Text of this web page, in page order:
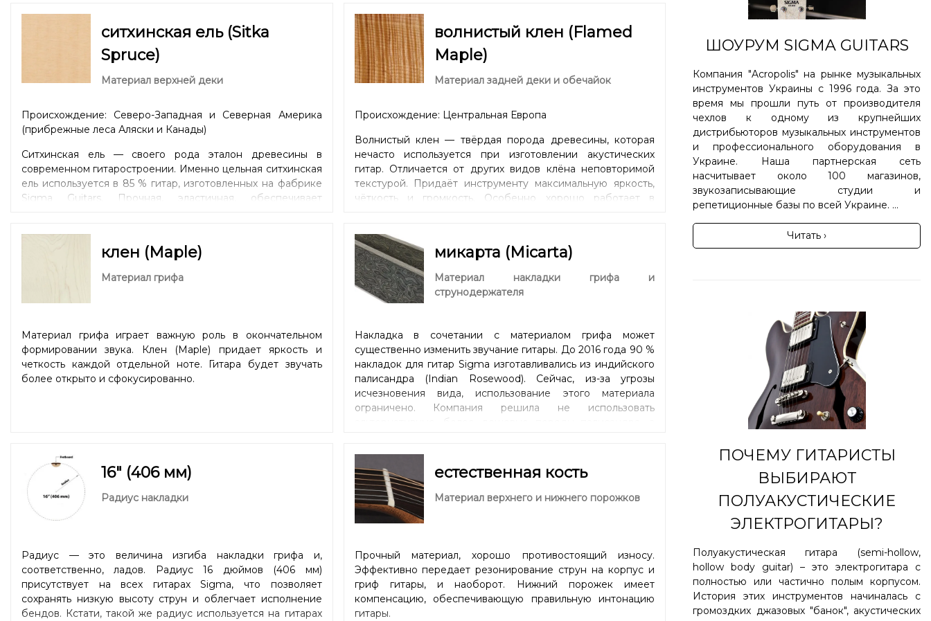
ситхинская ель (Sitka
Spruce)
Материал верхней деки
Происхождение: Северо-Западная и Северная Америка
(прибрежные леса Аляски и Канады)
Ситхинская ель — своего рода эталон древесины в
современном гитаростроении. Именно цельная ситхинская
ель используется в 85 % гитар, изготовленных на фабрике
Sigma Guitars. Прочная, эластичная, обеспечивает
Auditorium. Древесина одинаково хорошо подойдет для
игры боем и игры пальцами в стиле «fingerstyle».
Ситхенская ель – личный фаворит главы компании Sigma,
волнистый клен (Flamed
Maple)
Материал задней деки и обечайок
Происхождение: Центральная Европа
Волнистый клен — твёрдая порода древесины, которая
нечасто используется при изготовлении акустических
гитар. Отличается от других видов клёна неповторимой
текстурой. Придаёт инструменту максимальную яркость,
чёткость и громкость. Особенно хорошо работает в
клен (Maple)
Материал грифа
Материал грифа играет важную роль в окончательном
формировании звука. Клен (Maple) придает яркость и
четкость каждой отдельной ноте. Гитара будет звучать
более открыто и сфокусированно.
микарта (Micarta)
Материал накладки грифа и
струнодержателя
Накладка в сочетании с материалом грифа может
существенно изменить звучание гитары. До 2016 года 90 %
накладок для гитар Sigma изготавливались из индийского
палисандра (Indian Rosewood). Сейчас, из-за угрозы
исчезновения вида, использование этого материала
ограничено. Компания решила не использовать
технологи Sigma Guitars решили использовать микарту
(Micarta), композитный материал, очень похожий по
звуковым характеристикам на черное дерево (Ebony), но
значительно более устойчивый к перепадам температуры
и влажности, чем традиционная древесина. Резкое, яркое
звучание придаст разборчивость каждой ноте. Прочность
16" (406 мм)
Радиус накладки
Радиус — это величина изгиба накладки грифа и,
соответственно, ладов. Радиус 16 дюймов (406 мм)
присутствует на всех гитарах Sigma, что позволяет
сохранять низкую высоту струн и облегчает исполнение
бендов. Кстати, такой же радиус используется на гитарах
естественная кость
Материал верхнего и нижнего порожков
Прочный материал, хорошо противостоящий износу.
Эффективно передает резонирование струн на корпус и
гриф гитары, и наоборот. Нижний порожек имеет
компенсацию, обеспечивающую правильную интонацию
гитары.
ШОУРУМ SIGMA GUITARS
Компания "Acropolis" на рынке музыкальных
инструментов Украины с 1996 года. За это
время мы прошли путь от производителя
чехлов к одному из крупнейших
дистрибьюторов музыкальных инструментов
и профессионального оборудования в
Украине. Наша партнерская сеть
насчитывает около 100 магазинов,
звукозаписывающие студии и
репетиционные базы по всей Украине. ...
Читать ›
ПОЧЕМУ ГИТАРИСТЫ
ВЫБИРАЮТ
ПОЛУАКУСТИЧЕСКИЕ
ЭЛЕКТРОГИТАРЫ?
Полуакустическая гитара (semi-hollow,
hollow body guitar) – это электрогитара с
полностью или частично полым корпусом.
История этих инструментов начиналась с
громоздких джазовых "банок", акустических